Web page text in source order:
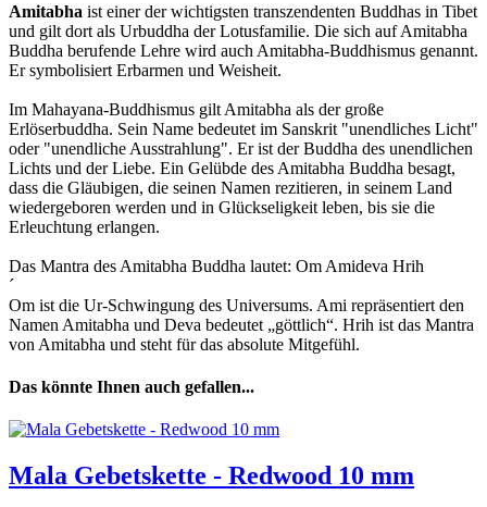
Amitabha ist einer der wichtigsten transzendenten Buddhas in Tibet
und gilt dort als Urbuddha der Lotusfamilie. Die sich auf Amitabha
Buddha berufende Lehre wird auch Amitabha-Buddhismus genannt.
Er symbolisiert Erbarmen und Weisheit.
Im Mahayana-Buddhismus gilt Amitabha als der große
Erlöserbuddha. Sein Name bedeutet im Sanskrit "unendliches Licht"
oder "unendliche Ausstrahlung". Er ist der Buddha des unendlichen
Lichts und der Liebe. Ein Gelübde des Amitabha Buddha besagt,
dass die Gläubigen, die seinen Namen rezitieren, in seinem Land
wiedergeboren werden und in Glückseligkeit leben, bis sie die
Erleuchtung erlangen.
Das Mantra des Amitabha Buddha lautet: Om Amideva Hrih
´
Om ist die Ur-Schwingung des Universums. Ami repräsentiert den
Namen Amitabha und Deva bedeutet „göttlich“. Hrih ist das Mantra
von Amitabha und steht für das absolute Mitgefühl.
Das könnte Ihnen auch gefallen...
Mala Gebetskette - Redwood 10 mm